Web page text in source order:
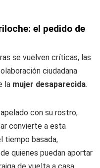
el pedido de
se vuelven críticas, las
ciudadana
la mujer desaparecida.
con su rostro,
convierte a esta
tiempo basada,
quienes puedan aportar